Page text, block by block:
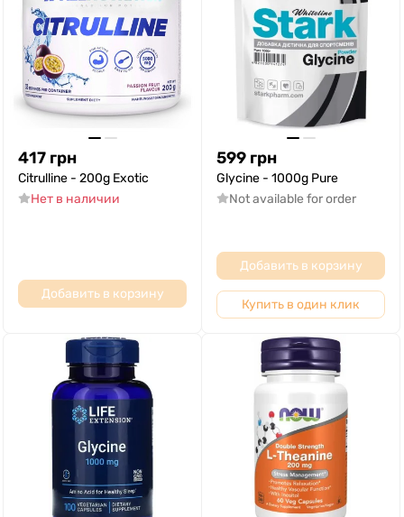
417 грн
Citrulline - 200g Exotic
Нет в наличии
Добавить в корзину
599 грн
Glycine - 1000g Pure
Not available for order
Добавить в корзину
Купить в один клик